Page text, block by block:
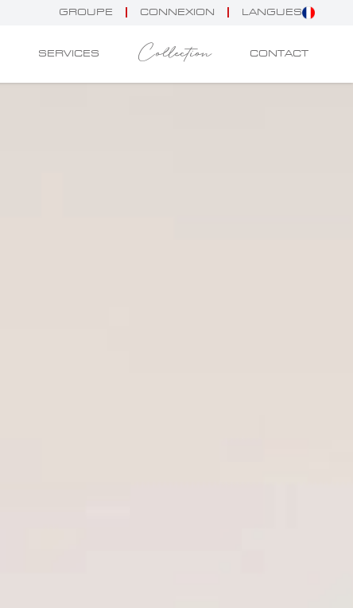
GROUPE CONNEXION LANGUES
SERVICES Collection CONTACT